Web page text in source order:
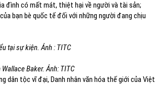
đình có mất mát, thiệt hại về người và tài sản;
bạn bè quốc tế đối với những người đang chịu
tại sự kiện. Ảnh : TITC
Baker. Ảnh: TITC
dân tộc vĩ đại, Danh nhân văn hóa thế giới của Việt